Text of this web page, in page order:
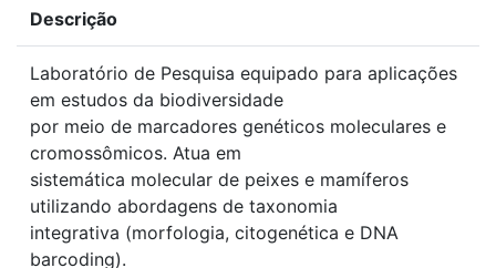
Descrição
Laboratório de Pesquisa equipado para aplicações
em estudos da biodiversidade
por meio de marcadores genéticos moleculares e
cromossômicos. Atua em
sistemática molecular de peixes e mamíferos
utilizando abordagens de taxonomia
integrativa (morfologia, citogenética e DNA
barcoding).